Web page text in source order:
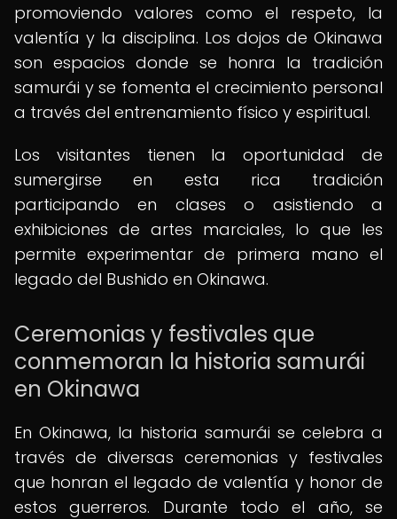
promoviendo valores como el respeto, la
valentía y la disciplina. Los dojos de Okinawa
son espacios donde se honra la tradición
samurái y se fomenta el crecimiento personal
a través del entrenamiento físico y espiritual.
Los visitantes tienen la oportunidad de
sumergirse en esta rica tradición
participando en clases o asistiendo a
exhibiciones de artes marciales, lo que les
permite experimentar de primera mano el
legado del Bushido en Okinawa.
Ceremonias y festivales que
conmemoran la historia samurái
en Okinawa
En Okinawa, la historia samurái se celebra a
través de diversas ceremonias y festivales
que honran el legado de valentía y honor de
estos guerreros. Durante todo el año, se